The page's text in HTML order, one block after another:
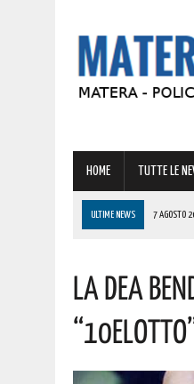
HOME TUTTE LE
ULTIME NEWS 7 AGOSTO
7 AGOSTO 2026 | A
7 AGOSTO 2026
LA DEA